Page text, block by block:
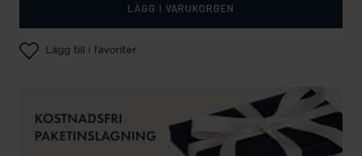
LÄGG I VARUKORGEN
Lägg till i favoriter